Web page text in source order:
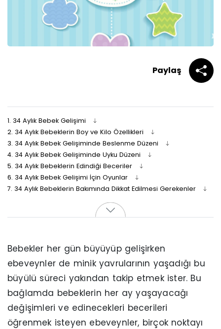
Paylaş
1. 34 Aylık Bebek Gelişimi
2. 34 Aylık Bebeklerin Boy ve Kilo Özellikleri
3. 34 Aylık Bebek Gelişiminde Beslenme Düzeni
4. 34 Aylık Bebek Gelişiminde Uyku Düzeni
5. 34 Aylık Bebeklerin Edindiği Beceriler
6. 34 Aylık Bebek Gelişimi İçin Oyunlar
7. 34 Aylık Bebeklerin Bakımında Dikkat Edilmesi Gerekenler
Bebekler her gün büyüyüp gelişirken
ebeveynler de minik yavrularının yaşadığı bu
büyülü süreci yakından takip etmek ister. Bu
bağlamda bebeklerin her ay yaşayacağı
değişimleri ve edinecekleri becerileri
öğrenmek isteyen ebeveynler, birçok noktayı